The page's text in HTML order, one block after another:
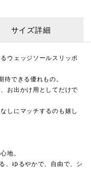
サイズ詳細
ウェッジソールスリッポ
できる優れもの。
お出かけ用としてだけで
しにマッチするのも嬉し
地。
、ゆるやかで、自由で、シ